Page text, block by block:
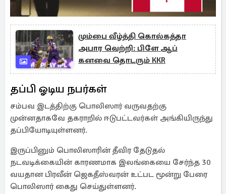
மும்பை வீழ்த்தி கொல்கத்தா
அபார வெற்றி: பிளே ஆப்
கனவை தொடரும் KKR
தப்பி ஓடிய நபர்கள்
சம்பவ இடத்திற்கு பொலிஸார் வருவதற்கு
முன்னதாகவே தகராறில் ஈடுபட்டவர்கள் அங்கியிருந்து
தப்பியோடியுள்ளனர்.
இருப்பினும் பொலிஸாரின் தீவிர தேடுதல்
நடவடிக்கையின் காரணமாக இலங்கையை சேர்ந்த 30
வயதான பிரவீன் ஜெகதீஸ்வரன் உட்பட மூன்று பேரை
பொலிஸார் கைது செய்துள்ளனர்.